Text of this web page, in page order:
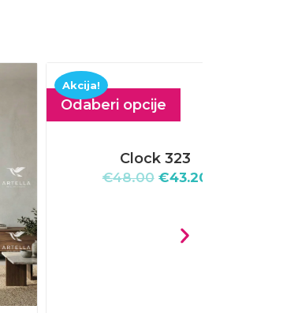
Odaberi opcije
Clock 323
€43.20